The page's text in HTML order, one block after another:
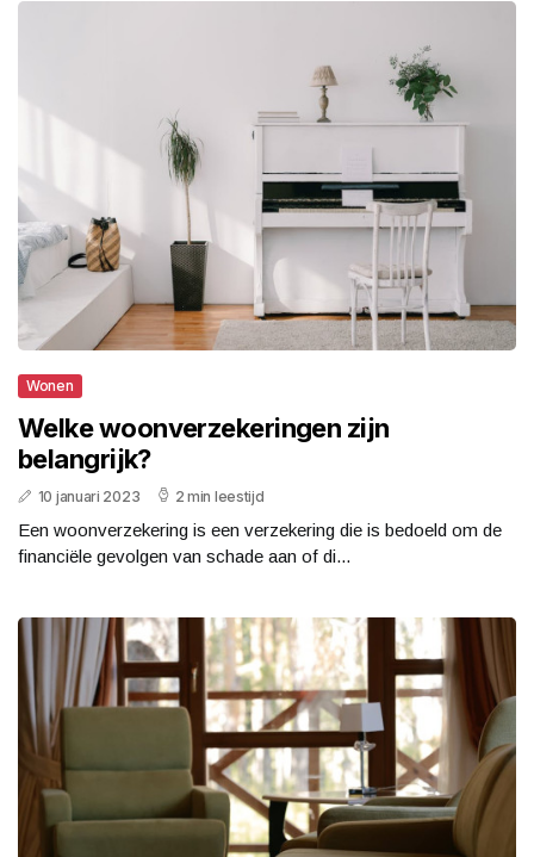
Wonen
Welke woonverzekeringen zijn
belangrijk?
10 januari 2023 2 min leestijd
Een woonverzekering is een verzekering die is bedoeld om de
financiële gevolgen van schade aan of di...